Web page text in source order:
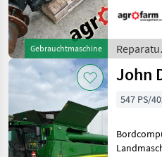
Gebrauchtmaschine
message
Bei
Reparatur
und
Deere
John
547 PS/